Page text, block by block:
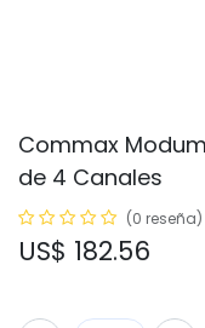
Commax
de 4 Canales
(0 reseña)
US$ 182.56